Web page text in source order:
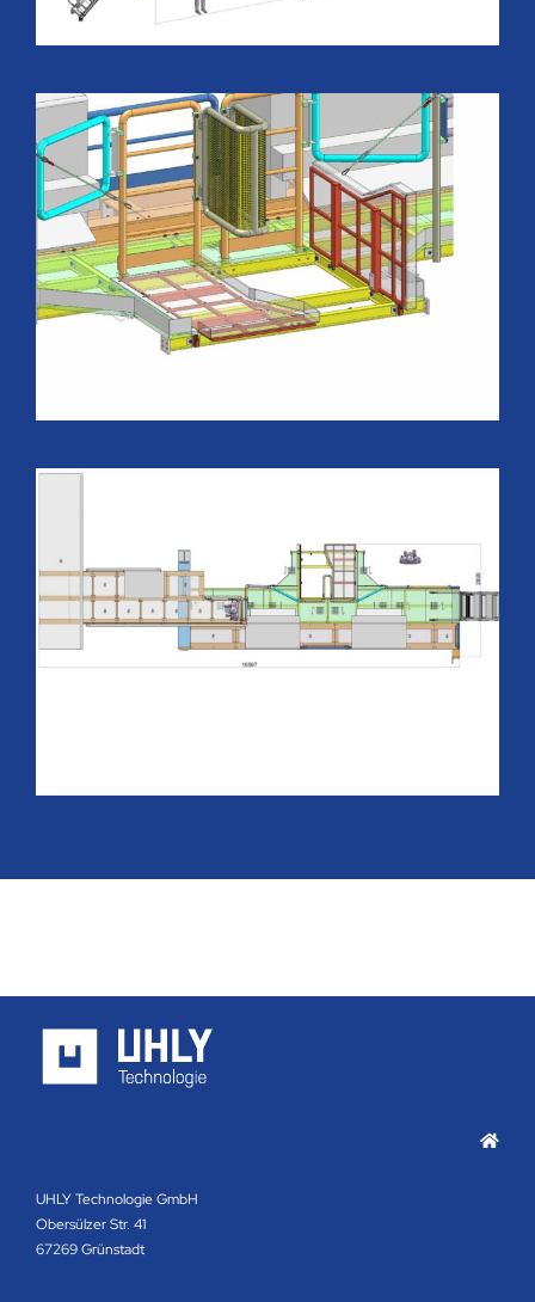
UHLY Technologie GmbH
Obersülzer Str. 41
67269 Grünstadt